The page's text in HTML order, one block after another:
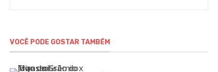
VOCÊ PODE GOSTAR TAMBÉM